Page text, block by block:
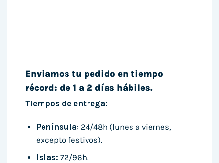
Enviamos tu pedido en tiempo
récord: de 1 a 2 días hábiles.
Tiempos de entrega:
Península: 24/48h (lunes a viernes,
excepto festivos).
Islas: 72/96h.